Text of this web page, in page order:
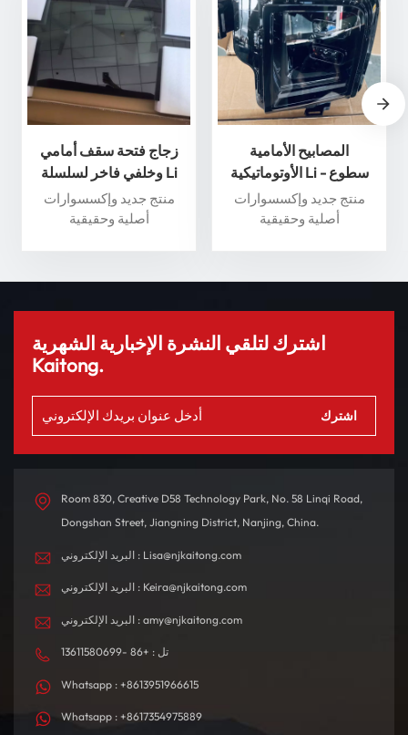
زجاج فتحة سقف أمامي
وخلفي فاخر لسلسلة Li
Auto L - عزز تجربة القيادة
الخاصة بك
منتج جديد وإكسسوارات
أصلية وحقيقية
المصابيح الأمامية
الأوتوماتيكية Li - سطوع
وأداء فائقان لسلامة قصوى
منتج جديد وإكسسوارات
أصلية وحقيقية
اشترك لتلقي النشرة الإخبارية الشهرية
Kaitong.
Room 830, Creative D58 Technology Park, No. 58 Linqi Road,
Dongshan Street, Jiangning District, Nanjing, China.
البريد الإلكتروني : Lisa@njkaitong.com
البريد الإلكتروني : Keira@njkaitong.com
البريد الإلكتروني : amy@njkaitong.com
تل : +86 -13611580699
Whatsapp : +8613951966615
Whatsapp : +8617354975889